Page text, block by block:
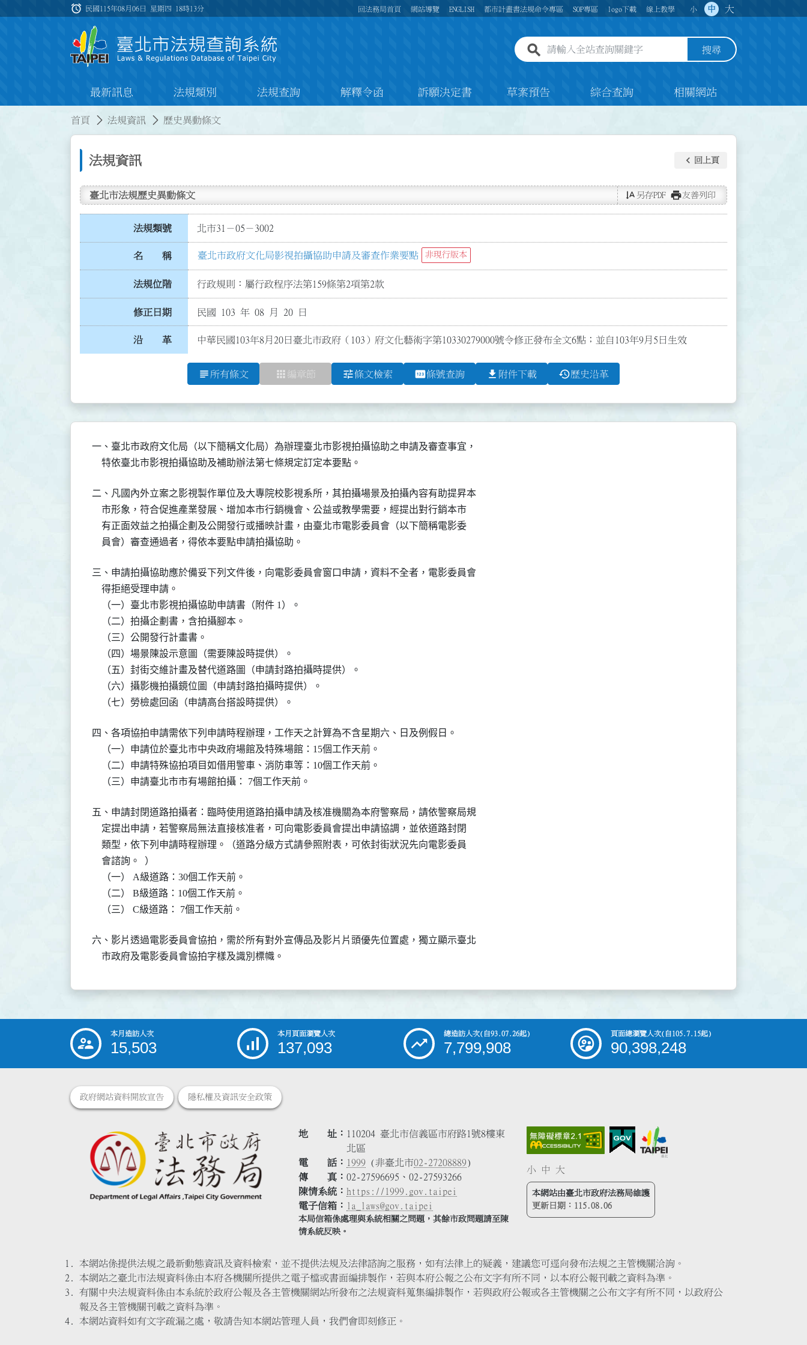
:::
alarm 民國115年08月06日 星期四 18時13分 回法務局首頁 網站導覽 ENGLISH 都市計畫書法規命令專區 SOP專區 logo下載 線上教學 小 中 大
全站查詢關鍵字欄位 搜尋
最新訊息 法規類別 法規查詢 解釋令函 訴願決定書 草案預告 綜合查詢 相關網站
首頁 法規資訊 歷史異動條文
法規資訊 keyboard_arrow_left 回上頁
臺北市法規歷史異動條文 text_rotate_vertical 另存PDF print友善列印
法規類號 北市31－05－3002
名 稱 臺北市政府文化局影視拍攝協助申請及審查作業要點 非現行版本
法規位階 行政規則：屬行政程序法第159條第2項第2款
修正日期 民國 103 年 08 月 20 日
沿 革 中華民國103年8月20日臺北市政府（103）府文化藝術字第10330279000號令修正發布全文6點；並自103年9月5日生效
subject 所有條文 apps 編章節 tune條文檢索 pin條號查詢 file_download 附件下載 history歷史沿革
一、臺北市政府文化局（以下簡稱文化局）為辦理臺北市影視拍攝協助之申請及審查事宜，
    特依臺北市影視拍攝協助及補助辦法第七條規定訂定本要點。
二、凡國內外立案之影視製作單位及大專院校影視系所，其拍攝場景及拍攝內容有助提昇本
    市形象，符合促進產業發展、增加本市行銷機會、公益或教學需要，經提出對行銷本市
    有正面效益之拍攝企劃及公開發行或播映計畫，由臺北市電影委員會（以下簡稱電影委
    員會）審查通過者，得依本要點申請拍攝協助。
三、申請拍攝協助應於備妥下列文件後，向電影委員會窗口申請，資料不全者，電影委員會
    得拒絕受理申請。
    （一）臺北市影視拍攝協助申請書（附件 1）。
    （二）拍攝企劃書，含拍攝腳本。
    （三）公開發行計畫書。
    （四）場景陳設示意圖（需要陳設時提供）。
    （五）封街交維計畫及替代道路圖（申請封路拍攝時提供）。
    （六）攝影機拍攝鏡位圖（申請封路拍攝時提供）。
    （七）勞檢處回函（申請高台搭設時提供）。
四、各項協拍申請需依下列申請時程辦理，工作天之計算為不含星期六、日及例假日。
    （一）申請位於臺北市中央政府場館及特殊場館：15個工作天前。
    （二）申請特殊協拍項目如借用警車、消防車等：10個工作天前。
    （三）申請臺北市市有場館拍攝： 7個工作天前。
五、申請封閉道路拍攝者：臨時使用道路拍攝申請及核准機關為本府警察局，請依警察局規
    定提出申請，若警察局無法直接核准者，可向電影委員會提出申請協調，並依道路封閉
    類型，依下列申請時程辦理。（道路分級方式請參照附表，可依封街狀況先向電影委員
    會諮詢。  ）
    （一） A級道路：30個工作天前。
    （二） B級道路：10個工作天前。
    （三） C級道路： 7個工作天前。
六、影片透過電影委員會協拍，需於所有對外宣傳品及影片片頭優先位置處，獨立顯示臺北
    市政府及電影委員會協拍字樣及識別標幟。
::: 本月造訪人次
15,503
本月頁面瀏覽人次
137,093
總造訪人次(自93.07.26起)
7,799,908
頁面總瀏覽人次(自105.7.15起)
90,398,248
政府網站資料開放宣告 隱私權及資訊安全政策
地 址
110204 臺北市信義區市府路1號8樓東
北區
電 話
1999 (非臺北市02-27208889)
傳 真
02-27596695、02-27593266
陳情系統
https://1999.gov.taipei
電子信箱
la_laws@gov.taipei
本局信箱係處理與系統相關之問題，其餘市政問題請至陳
情系統反映。
小 中 大
本網站由臺北市政府法務局維護
更新日期： 115.08.06
本網站係提供法規之最新動態資訊及資料檢索，並不提供法規及法律諮詢之服務，如有法律上的疑義，建議您可逕向發布法規之主管機關洽詢。
本網站之臺北市法規資料係由本府各機關所提供之電子檔或書面編排製作，若與本府公報之公布文字有所不同，以本府公報刊載之資料為準。
有關中央法規資料係由本系統於政府公報及各主管機關網站所發布之法規資料蒐集編排製作，若與政府公報或各主管機關之公布文字有所不同，以政府公
報及各主管機關刊載之資料為準。
本網站資料如有文字疏漏之處，敬請告知本網站管理人員，我們會即刻修正。